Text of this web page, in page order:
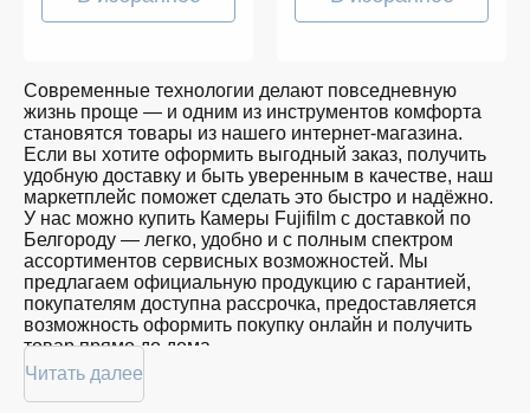
Современные технологии делают повседневную
жизнь проще — и одним из инструментов комфорта
становятся товары из нашего интернет-магазина.
Если вы хотите оформить выгодный заказ, получить
удобную доставку и быть уверенным в качестве, наш
маркетплейс поможет сделать это быстро и надёжно.
У нас можно купить Камеры Fujifilm с доставкой по
Белгороду — легко, удобно и с полным спектром
ассортиментов сервисных возможностей. Мы
предлагаем официальную продукцию с гарантией,
покупателям доступна рассрочка, предоставляется
возможность оформить покупку онлайн и получить
товар прямо до дома.
Покупателям доступна покупка Камеры Fujifilm по
привлекательной цене: мы регулярно обновляем
Читать далее